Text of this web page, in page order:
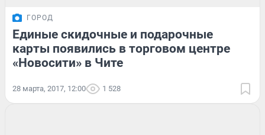
ГОРОД
Единые скидочные и подарочные
карты появились в торговом центре
«Новосити» в Чите
28 марта, 2017, 12:00 1 528